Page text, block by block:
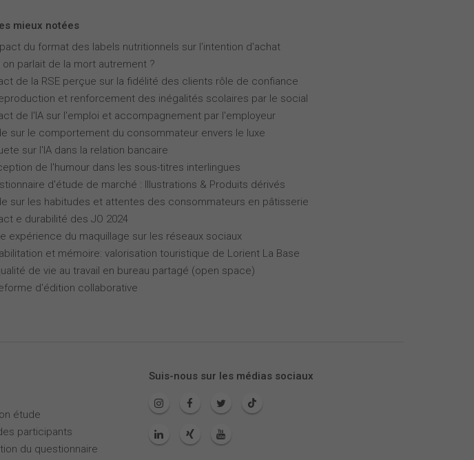
mieux notées
du format des labels nutritionnels sur l'intention d'achat
on parlait de la mort autrement ?
de la RSE perçue sur la fidélité des clients rôle de confiance
et renforcement des inégalités scolaires par le social
de l'IA sur l'emploi et accompagnement par l'employeur
sur le comportement du consommateur envers le luxe
sur l'IA dans la relation bancaire
de l'humour dans les sous-titres interlingues
d'étude de marché : Illustrations & Produits dérivés
sur les habitudes et attentes des consommateurs en pâtisserie
e durabilité des JO 2024
expérience du maquillage sur les réseaux sociaux
et mémoire: valorisation touristique de Lorient La Base
de vie au travail en bureau partagé (open space)
d'édition collaborative
étude
participants
du questionnaire
Suis-nous sur les médias sociaux